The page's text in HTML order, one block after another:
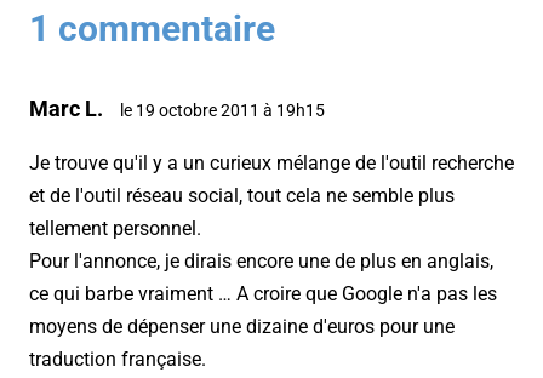
1 commentaire
Marc L. le 19 octobre 2011 à 19h15
Je trouve qu'il y a un curieux mélange de l'outil recherche
et de l'outil réseau social, tout cela ne semble plus
tellement personnel.
Pour l'annonce, je dirais encore une de plus en anglais,
ce qui barbe vraiment … A croire que Google n'a pas les
moyens de dépenser une dizaine d'euros pour une
traduction française.